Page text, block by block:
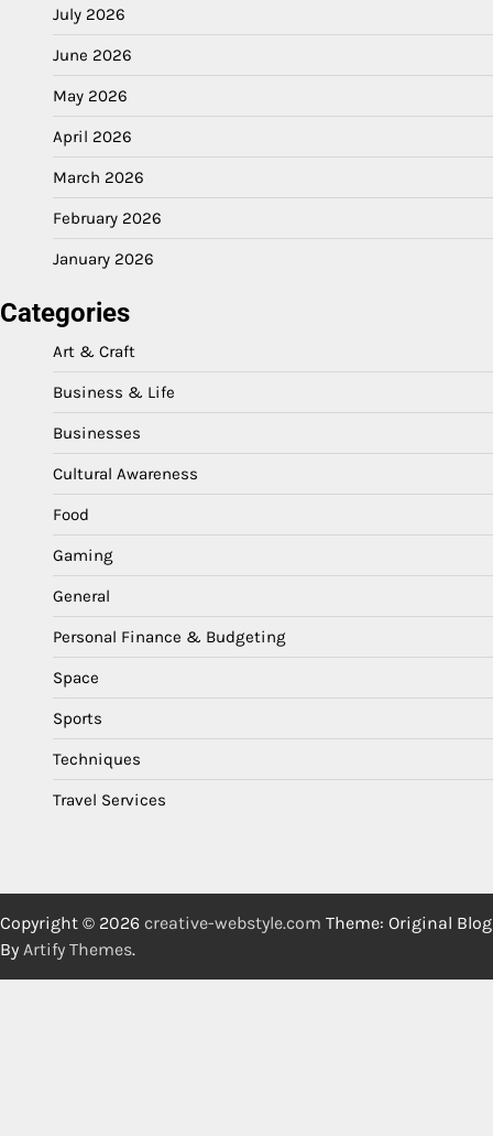
July 2026
June 2026
May 2026
April 2026
March 2026
February 2026
January 2026
Categories
Art & Craft
Business & Life
Businesses
Cultural Awareness
Food
Gaming
General
Personal Finance & Budgeting
Space
Sports
Techniques
Travel Services
Copyright © 2026 creative-webstyle.com Theme: Original Blog
By Artify Themes.